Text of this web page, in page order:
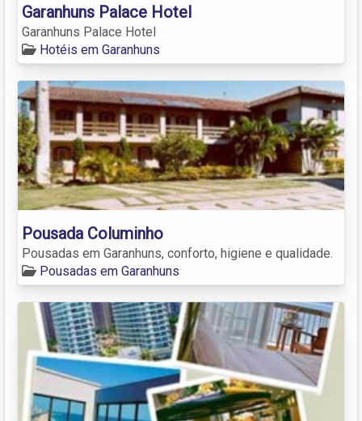
Garanhuns Palace Hotel
Garanhuns Palace Hotel
Hotéis em Garanhuns
Pousada Columinho
Pousadas em Garanhuns, conforto, higiene e qualidade.
Pousadas em Garanhuns